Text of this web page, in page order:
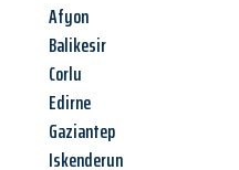
Afyon
Balikesir
Corlu
Edirne
Gaziantep
Iskenderun